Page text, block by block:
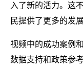
入了新的活力。这
民提供了更多的发
视频中的成功案例
数据支持和政策参